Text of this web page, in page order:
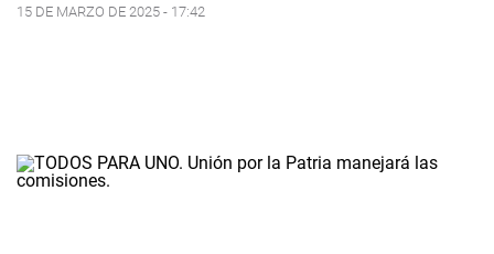
15 DE MARZO DE 2025 - 17:42